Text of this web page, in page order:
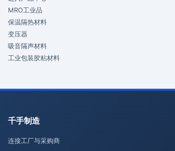
MRO工业品
保温隔热材料
变压器
吸音隔声材料
工业包装胶粘材料
千手制造
连接工厂与采购商